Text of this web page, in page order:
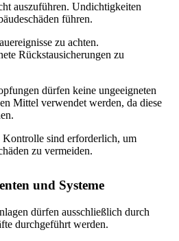
auszuführen. Undichtigkeiten
führen.
zu achten.
Rückstausicherungen zu
dürfen keine ungeeigneten
Mittel verwendet werden, da diese
Kontrolle sind erforderlich, um
zu vermeiden.
und Systeme
dürfen ausschließlich durch
durchgeführt werden.